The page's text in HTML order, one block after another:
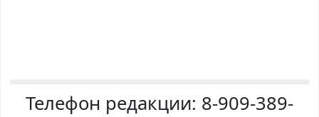
Телефон редакции: 8-909-389-